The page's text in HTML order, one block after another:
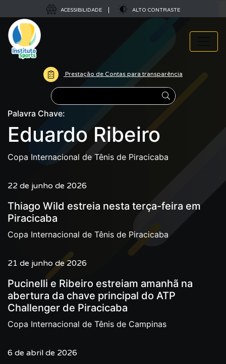
ACESSIBILIDADE ALTO CONTRASTE
Prestação de Contas para transparência
Pesquisar
Palavra Chave:
Eduardo Ribeiro
Copa Internacional de Tênis de Piracicaba
22 de junho de 2026
Thiago Wild estreia nesta terça-feira em
Piracicaba
Copa Internacional de Tênis de Piracicaba
21 de junho de 2026
Pucinelli e Ribeiro estreiam amanhã na
abertura da chave principal do ATP
Challenger de Piracicaba
Copa Internacional de Tênis de Campinas
6 de abril de 2026